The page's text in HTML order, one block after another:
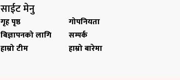
१०
नेपाल टेलिकमले बक्यौता महसुलमा
जरिवाना छुट दिने
१ दिन अघि
साईट मेनु
गृह पृष्ठ
गोपनियता
बिज्ञापनको लागि
सम्पर्क
हाम्रो टीम
हाम्रो बारेमा